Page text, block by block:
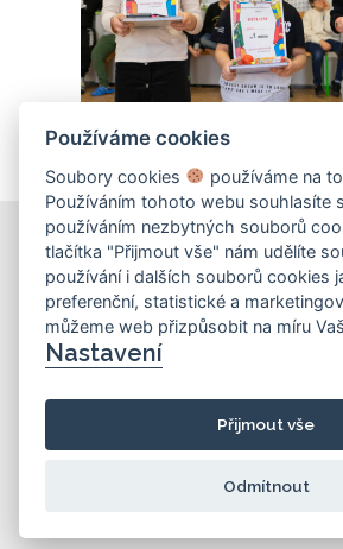
KONTAKT
Používáme cookies
Soubory cookies
používáme na
Používáním tohoto webu souhlasíte
používáním nezbytných souborů
tlačítka "Přijmout vše" nám udělíte
používání i dalších souborů cookies
preferenční, statistické a
můžeme web přizpůsobit na míru
Nastavení
Přijmout vše
Odmítnout